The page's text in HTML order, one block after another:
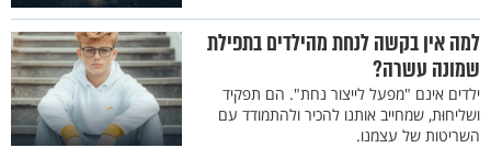
למה אין בקשה לנחת מהילדים בתפילת
שמונה עשרה?
ילדים אינם "מפעל לייצור נחת". הם תפקיד
ושליחוּת, שמחייב אותנו להכיר ולהתמודד עם
השריטות של עצמנו.